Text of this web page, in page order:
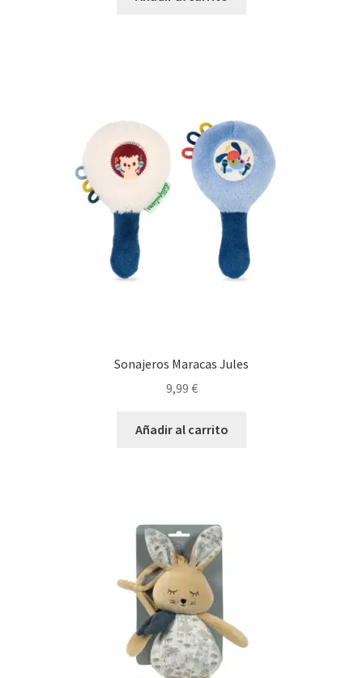
Sonajeros Maracas Jules
9,99 €
Añadir al carrito